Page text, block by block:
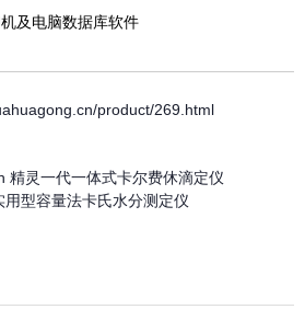
及电脑数据库软件
product/269.html
精灵一代一体式卡尔费休滴定仪
型容量法卡氏水分测定仪